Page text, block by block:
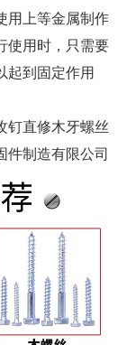
用上等金属制作
使用时，只需要
起到固定作用
钉直修木牙螺丝
件制造有限公司